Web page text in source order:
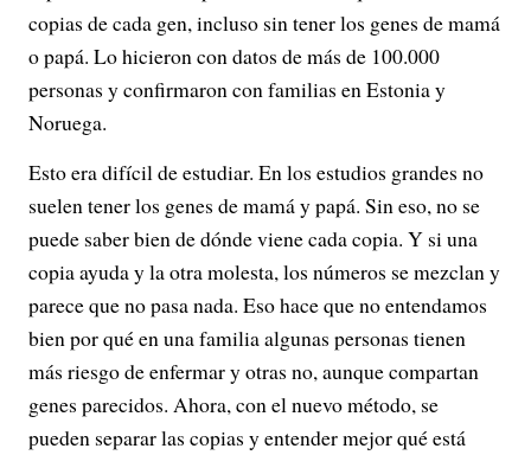
copias de cada gen, incluso sin tener los genes de mamá
o papá. Lo hicieron con datos de más de 100.000
personas y confirmaron con familias en Estonia y
Noruega.
Esto era difícil de estudiar. En los estudios grandes no
suelen tener los genes de mamá y papá. Sin eso, no se
puede saber bien de dónde viene cada copia. Y si una
copia ayuda y la otra molesta, los números se mezclan y
parece que no pasa nada. Eso hace que no entendamos
bien por qué en una familia algunas personas tienen
más riesgo de enfermar y otras no, aunque compartan
genes parecidos. Ahora, con el nuevo método, se
pueden separar las copias y entender mejor qué está